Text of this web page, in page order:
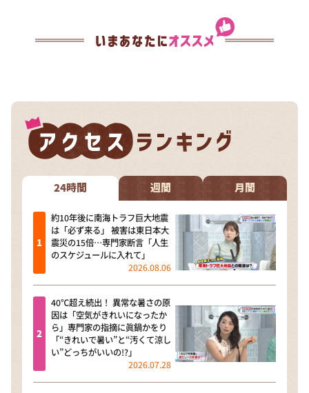
24時間 週間 月間
約10年後に南海トラフ巨大地震
は「必ず来る」 被害は東日本大
震災の15倍…専門家断言「人生
のスケジュールに入れて」
2026.08.06
40℃超え続出！ 異常な暑さの原
因は「空気がきれいになったか
ら」専門家の指摘に眞鍋かをり
「“きれいで暑い”と“汚くて涼し
い”どっちがいいの!?」
2026.07.28